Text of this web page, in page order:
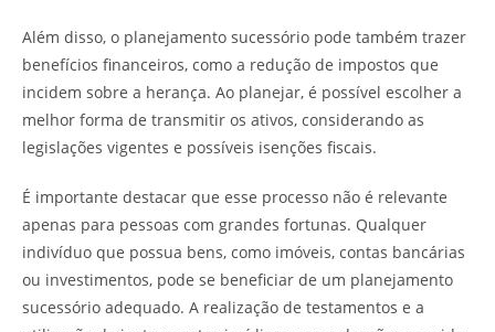
Além disso, o planejamento sucessório pode também trazer
benefícios financeiros, como a redução de impostos que
incidem sobre a herança. Ao planejar, é possível escolher a
melhor forma de transmitir os ativos, considerando as
legislações vigentes e possíveis isenções fiscais.
É importante destacar que esse processo não é relevante
apenas para pessoas com grandes fortunas. Qualquer
indivíduo que possua bens, como imóveis, contas bancárias
ou investimentos, pode se beneficiar de um planejamento
sucessório adequado. A realização de testamentos e a